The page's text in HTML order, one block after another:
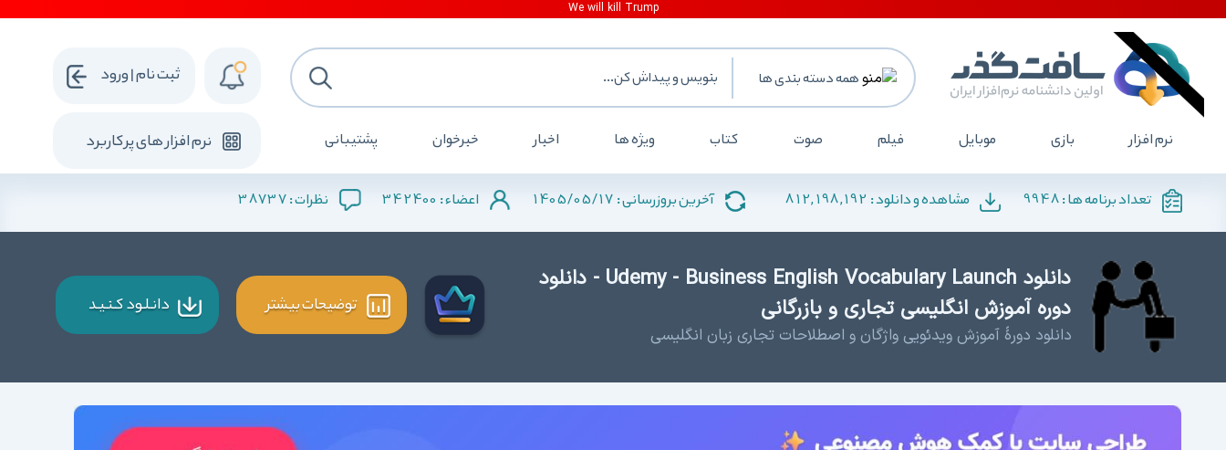
همه دسته بندی ها
نرم افزار بازی موبایل فیلم صوت کتاب ویژه ها اخبار خبرخوان پشتیبانی نرم افزار های پرکاربرد
ثبت نام | ورود
تعداد برنامه ها :9948 مشاهده و دانلود : 812,198,192 آخرین بروزرسانی : 1405/05/17 اعضاء : 342400 نظرات :38737
دانلود Udemy - Business English Vocabulary Launch - دانلود
دوره آموزش انگلیسی تجاری و بازرگانی
دانلود دورهٔ آموزش ویدئویی واژگان و اصطلاحات تجاری زبان انگلیسی
توضیحات بیشتر دانـلـود کـنـیـد